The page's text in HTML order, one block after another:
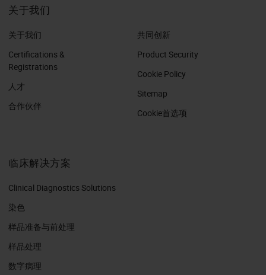
关于我们
关于我们
Certifications &
Registrations
人才
合作伙伴
共同创新
Product Security
Cookie Policy
Sitemap
Cookie首选项
临床解决方案
Clinical Diagnostics Solutions
染色
样品准备与前处理
样品处理
数字病理